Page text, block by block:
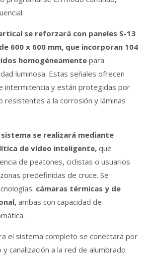
se reforzará con paneles S-13
600 x 600 mm, que incorporan 104
homogéneamente para
luminosa. Estas señales ofrecen
intermitencia y están protegidas por
resistentes a la corrosión y láminas
se realizará mediante
de vídeo inteligente, que
de peatones, ciclistas o usuarios
predefinidas de cruce. Se
cámaras térmicas y de
ambas con capacidad de
el sistema completo se conectará por
canalización a la red de alumbrado